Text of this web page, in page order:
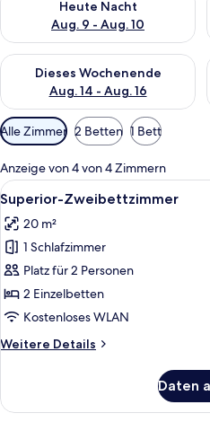
Heute Nacht
Aug. 9 - Aug. 10
Dieses Wochenende
Aug. 14 - Aug. 16
Überprüfe die Verfügbarkeit für
Verfügbare
Filter
für
Zimmer
Alle Zimmer 2 Betten 1 Bett
Anzeige von 4 von 4 Zimmern
Alle
Fotos
für
Superior-
Zweibettzimmer
anzeigen
4
Superior-Zweibettzimmer
20 m²
1 Schlafzimmer
Platz für 2 Personen
2 Einzelbetten
Kostenloses WLAN
Weitere Details
Weitere
Zweibettzimmer
Daten